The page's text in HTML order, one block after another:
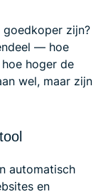
zijn?
— hoe
hoger de
wel, maar zijn
automatisch
en